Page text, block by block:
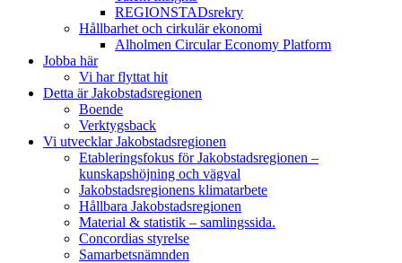
REGIONSTADsrekry
Hållbarhet och cirkulär ekonomi
Alholmen Circular Economy Platform
Jobba här
Vi har flyttat hit
Detta är Jakobstadsregionen
Boende
Verktygsback
Vi utvecklar Jakobstadsregionen
Etableringsfokus för Jakobstadsregionen –
kunskapshöjning och vägval
Jakobstadsregionens klimatarbete
Hållbara Jakobstadsregionen
Material & statistik – samlingssida.
Concordias styrelse
Samarbetsnämnden